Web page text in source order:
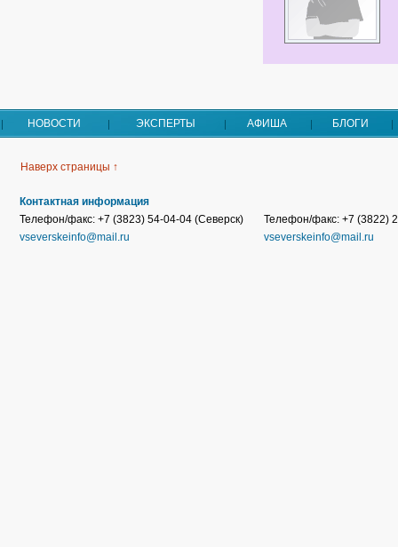
НОВОСТИ ЭКСПЕРТЫ АФИША БЛОГИ
Наверх страницы ↑
Контактная информация
Телефон/факс: +7 (3823) 54-04-04 (Северск)
vseverskeinfo@mail.ru
Телефон/факс: +7 (3822)
vseverskeinfo@mail.ru